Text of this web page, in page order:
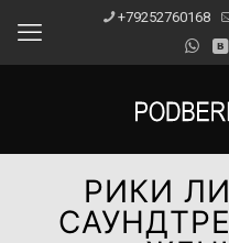
+79252760168
РИКИ